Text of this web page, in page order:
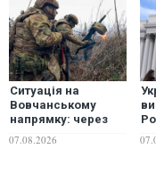
Ситуація на
Вовчанському
напрямку: через
змінили тактику
07.08.2026